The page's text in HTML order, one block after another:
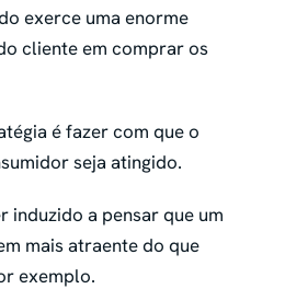
exerce uma enorme
cliente em comprar os
é fazer com que o
seja atingido.
induzido a pensar que um
mais atraente do que
exemplo.